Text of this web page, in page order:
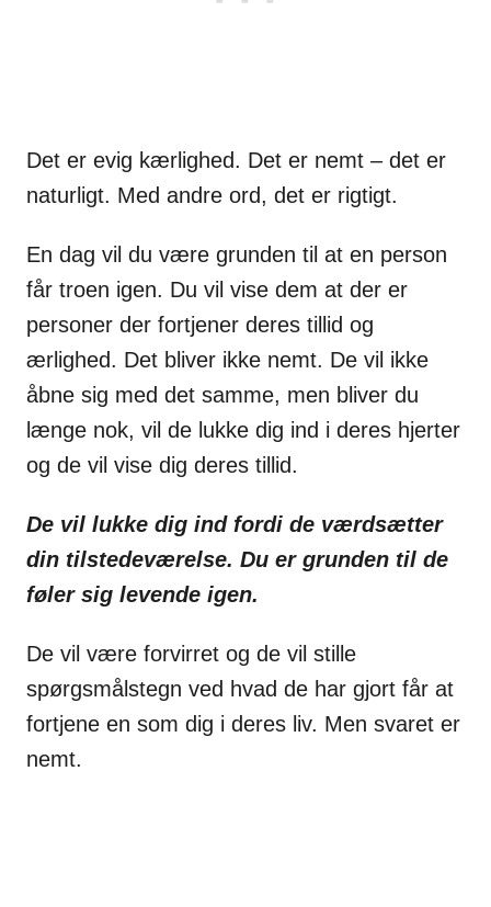
Det er evig kærlighed. Det er nemt – det er
naturligt. Med andre ord, det er rigtigt.
En dag vil du være grunden til at en person
får troen igen. Du vil vise dem at der er
personer der fortjener deres tillid og
ærlighed. Det bliver ikke nemt. De vil ikke
åbne sig med det samme, men bliver du
længe nok, vil de lukke dig ind i deres hjerter
og de vil vise dig deres tillid.
De vil lukke dig ind fordi de værdsætter
din tilstedeværelse. Du er grunden til de
føler sig levende igen.
De vil være forvirret og de vil stille
spørgsmålstegn ved hvad de har gjort får at
fortjene en som dig i deres liv. Men svaret er
nemt.